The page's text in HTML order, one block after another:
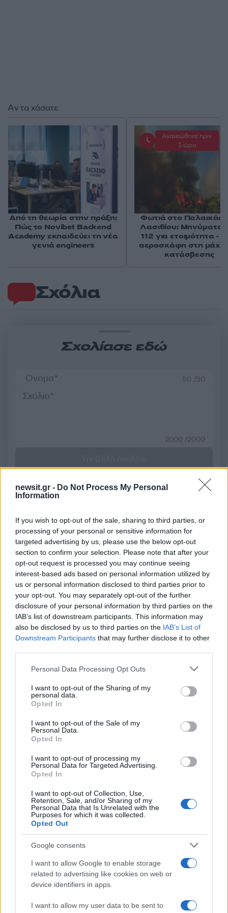
newsit.gr - Do Not Process My Personal
Information
If you wish to opt-out of the sale, sharing to third parties, or
processing of your personal or sensitive information for
targeted advertising by us, please use the below opt-out
section to confirm your selection. Please note that after your
opt-out request is processed you may continue seeing
interest-based ads based on personal information utilized by
us or personal information disclosed to third parties prior to
your opt-out. You may separately opt-out of the further
disclosure of your personal information by third parties on the
IAB’s list of downstream participants. This information may
also be disclosed by us to third parties on the IAB’s List of
Downstream Participants that may further disclose it to other
Please note that this website/app uses one or more Google
not limited to your visit or usage behaviour. You may click to
grant or deny consent to Google and its third-party tags to
use your data for below specified purposes in below Google
consent section.
Personal Data Processing Opt Outs
I want to opt-out of the Sharing of my
personal data.
Opted In
I want to opt-out of the Sale of my
Personal Data.
Opted In
I want to opt-out of processing my
Personal Data for Targeted Advertising.
Opted In
I want to opt-out of Collection, Use,
Retention, Sale, and/or Sharing of my
Personal Data that Is Unrelated with the
Purposes for which it was collected.
Opted Out
Google consents
I want to allow Google to enable storage
related to advertising like cookies on web or
device identifiers in apps.
I want to allow my user data to be sent to
Σχόλια
Σχολίασε εδώ
50 /50
2000 /2000
Πολιτική Απορρήτου&Όροι Χρήσηςτης Google.
ΓΙΩΡΓΟΣ ΣΑΜΠΑΝΗΣ
ΕΛΕΑΝΑ ΒΡΑΧΑΛΗ
Share:
Ακολουθήστε το Νewsit.gr στο Google Newsκαι
ενημερωθείτε πρώτοι για όλη την ειδησεογραφία και τα
τελευταία νέα της ημέρας
Αν τα χάσατε
Από τη θεωρία στην πράξη:
Πώς το Novibet Backend
Academy εκπαιδεύει τη νέα
γενιά engineers
Ανανεώθηκε πριν
1 ώρα
Φωτιά στο
Λασιθίου: Μηνύματα
112 για ετοιμότητα -
αεροσκάφη στη μάχη
κατάσβεσης
Πιο δημοφιλή
Τουρισμός για Όλους 2026: Σήμερα ανοίγει
στις αιτήσεις
Κυψέλη: Ο περίεργος ηλικιωμένος και το
26χρονος για τον θάνατο της Βρετανίδας
Μύκονος: Βίντεο με τους αστυνομικούς να
Rolex όπου άρπαξε Έλληνας οδηγός από
Ουκρανό τουρίστα
έκρυβε τη σορό του 90χρονου ο γιος του –
«Είχαμε να τον δούμε πάνω από 3 χρόνια»
Πόρτο Γερμενό: Η στιγμή που η φωτιά
μπαίνει στο χωριό και καταστρέφει τα
πάντα στο πέρασμά της
Πιο σχολιασμένα
Μητσοτάκης στην υπογραφή συμφωνίας
για την ηλεκτρική διασύνδεση Ελλάδας –
Κύπρου: «Ισχυρή ψήφος εμπιστοσύνης» η